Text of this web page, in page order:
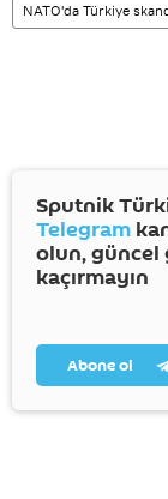
NATO'da Türkiye
Sputnik
Telegram
olun, güncel
kaçırmayın
Abone ol